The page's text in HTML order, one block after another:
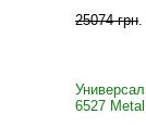
25074 грн.
6527